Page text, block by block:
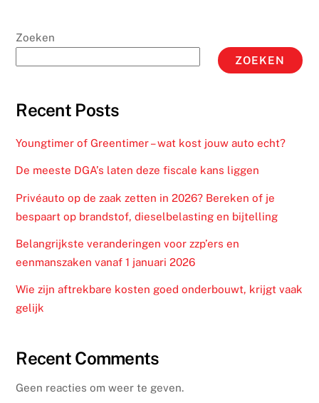
Zoeken
ZOEKEN
Recent Posts
Youngtimer of Greentimer – wat kost jouw auto echt?
De meeste DGA’s laten deze fiscale kans liggen
Privéauto op de zaak zetten in 2026? Bereken of je
bespaart op brandstof, dieselbelasting en bijtelling
Belangrijkste veranderingen voor zzp’ers en
eenmanszaken vanaf 1 januari 2026
Wie zijn aftrekbare kosten goed onderbouwt, krijgt vaak
gelijk
Recent Comments
Geen reacties om weer te geven.